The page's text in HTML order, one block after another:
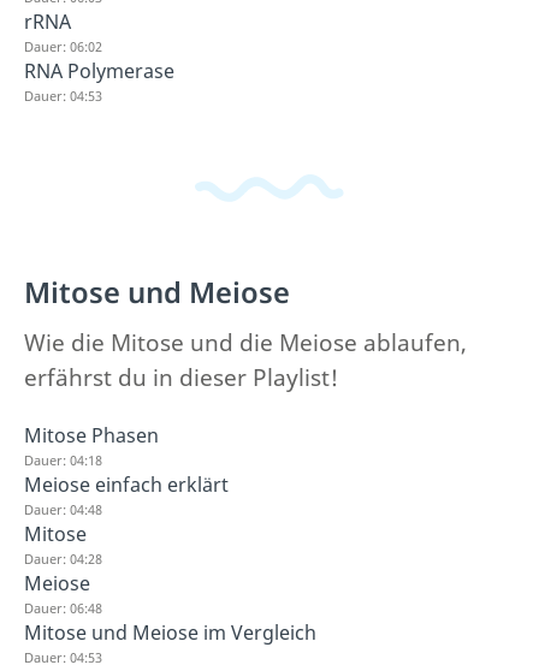
rRNA
Dauer: 06:02
RNA Polymerase
Dauer: 04:53
Mitose und Meiose
Wie die Mitose und die Meiose ablaufen,
erfährst du in dieser Playlist!
Mitose Phasen
Dauer: 04:18
Meiose einfach erklärt
Dauer: 04:48
Mitose
Dauer: 04:28
Meiose
Dauer: 06:48
Mitose und Meiose im Vergleich
Dauer: 04:53